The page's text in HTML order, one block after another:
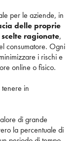
per le aziende, in
delle proprie
ragionate,
consumatore. Ogni
i rischi e
online o fisico.
in
di grande
la percentuale di